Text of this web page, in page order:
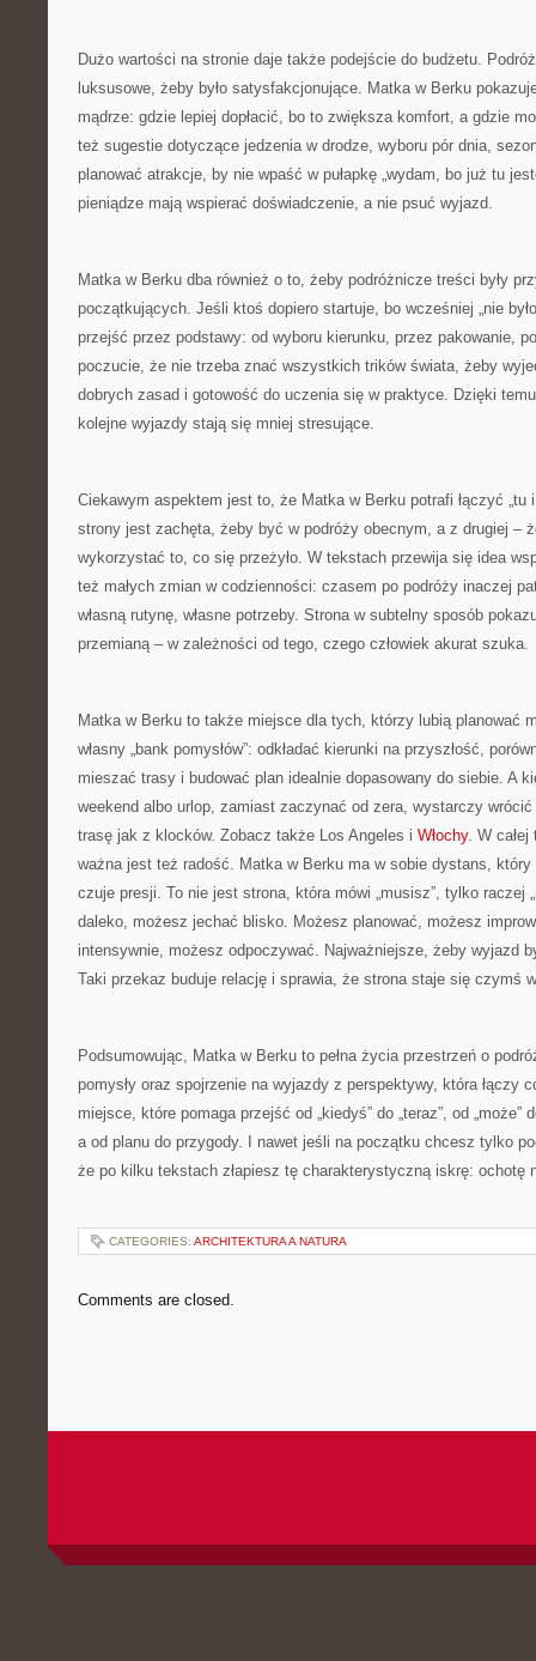
Dużo wartości na stronie daje także podejście do budżetu.
luksusowe, żeby było satysfakcjonujące. Matka w Berku
mądrze: gdzie lepiej dopłacić, bo to zwiększa komfort, a gdzie
też sugestie dotyczące jedzenia w drodze, wyboru pór dnia,
planować atrakcje, by nie wpaść w pułapkę „wydam, bo już tu
pieniądze mają wspierać doświadczenie, a nie psuć wyjazd.
Matka w Berku dba również o to, żeby podróżnicze treści były
początkujących. Jeśli ktoś dopiero startuje, bo wcześniej „nie
przejść przez podstawy: od wyboru kierunku, przez pakowanie,
poczucie, że nie trzeba znać wszystkich trików świata, żeby
dobrych zasad i gotowość do uczenia się w praktyce. Dzięki
kolejne wyjazdy stają się mniej stresujące.
Ciekawym aspektem jest to, że Matka w Berku potrafi łączyć „tu i
strony jest zachęta, żeby być w podróży obecnym, a z drugiej –
wykorzystać to, co się przeżyło. W tekstach przewija się idea
też małych zmian w codzienności: czasem po podróży inaczej
własną rutynę, własne potrzeby. Strona w subtelny sposób
przemianą – w zależności od tego, czego człowiek akurat szuka.
Matka w Berku to także miejsce dla tych, którzy lubią planować
własny „bank pomysłów”: odkładać kierunki na przyszłość,
mieszać trasy i budować plan idealnie dopasowany do siebie. A
weekend albo urlop, zamiast zaczynać od zera, wystarczy
trasę jak z klocków. Zobacz także Los Angeles i Włochy. W całej
ważna jest też radość. Matka w Berku ma w sobie dystans,
czuje presji. To nie jest strona, która mówi „musisz”, tylko raczej
daleko, możesz jechać blisko. Możesz planować, możesz
intensywnie, możesz odpoczywać. Najważniejsze, żeby wyjazd
Taki przekaz buduje relację i sprawia, że strona staje się czymś
Podsumowując, Matka w Berku to pełna życia przestrzeń o
pomysły oraz spojrzenie na wyjazdy z perspektywy, która łączy
miejsce, które pomaga przejść od „kiedyś” do „teraz”, od „może”
a od planu do przygody. I nawet jeśli na początku chcesz tylko
że po kilku tekstach złapiesz tę charakterystyczną iskrę: ochotę
CATEGORIES: ARCHITEKTURA A NATURA
Comments are closed.